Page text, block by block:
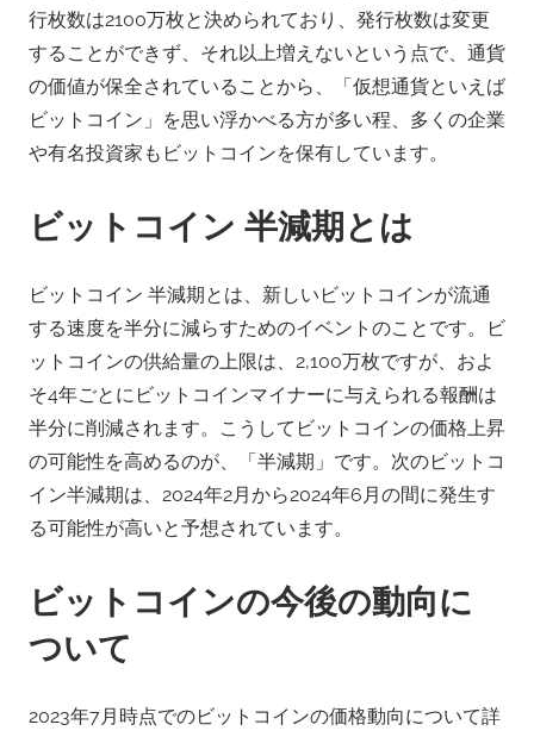
行枚数は2100万枚と決められており、発行枚数は変更
することができず、それ以上増えないという点で、通貨
の価値が保全されていることから、「仮想通貨といえば
ビットコイン」を思い浮かべる方が多い程、多くの企業
や有名投資家もビットコインを保有しています。
ビットコイン 半減期とは
ビットコイン 半減期とは、新しいビットコインが流通
する速度を半分に減らすためのイベントのことです。ビ
ットコインの供給量の上限は、2,100万枚ですが、およ
そ4年ごとにビットコインマイナーに与えられる報酬は
半分に削減されます。こうしてビットコインの価格上昇
の可能性を高めるのが、「半減期」です。次のビットコ
イン半減期は、2024年2月から2024年6月の間に発生す
る可能性が高いと予想されています。
ビットコインの今後の動向に
ついて
2023年7月時点でのビットコインの価格動向について詳